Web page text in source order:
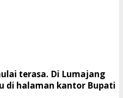
terasa. Di Lumajang
di halaman kantor Bupati